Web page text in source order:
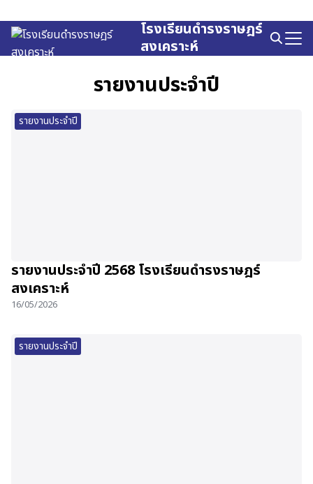
to
content
โรงเรียนดำรงราษฎร์
สงเคราะห์
Search
for:
รายงานประจำปี
รายงานประจำปี
รายงานประจำปี 2568 โรงเรียนดำรงราษฎร์
สงเคราะห์
16/05/2026
รายงานประจำปี